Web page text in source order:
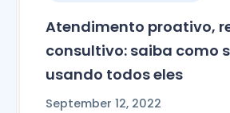
Atendimento proativo,
consultivo: saiba como
usando todos eles
September 12, 2022